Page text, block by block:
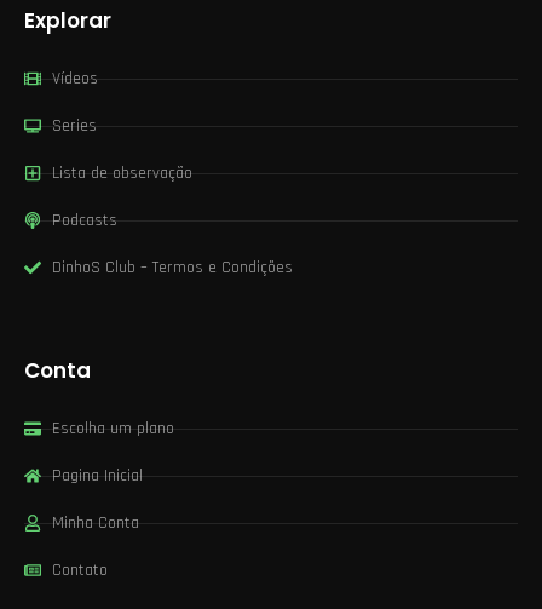
Explorar
Vídeos
Series
Lista de observação
Podcasts
DinhoS Club – Termos e Condições
Conta
Escolha um plano
Pagina Inicial
Minha Conta
Contato